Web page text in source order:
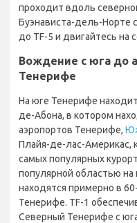
проходит вдоль
Буэнависта-дель-Норте
до TF-5 и двигайтесь на
Вождение с юга до
Тенерифе
На юге Тенерифе
де-Абона, в котором
аэропортов Тенерифе,
Плайя-де-лас-Америкас,
самых популярных
популярной областью
находятся примерно в
Тенерифе. TF-1
Северный Тенерифе с